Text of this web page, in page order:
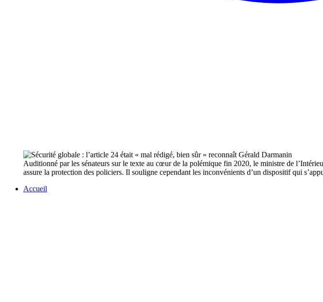
Auditionné par les sénateurs sur le texte au cœur de la polémique fin 2020, le ministre de
assure la protection des policiers. Il souligne cependant les inconvénients d’un dispositif qui
Accueil